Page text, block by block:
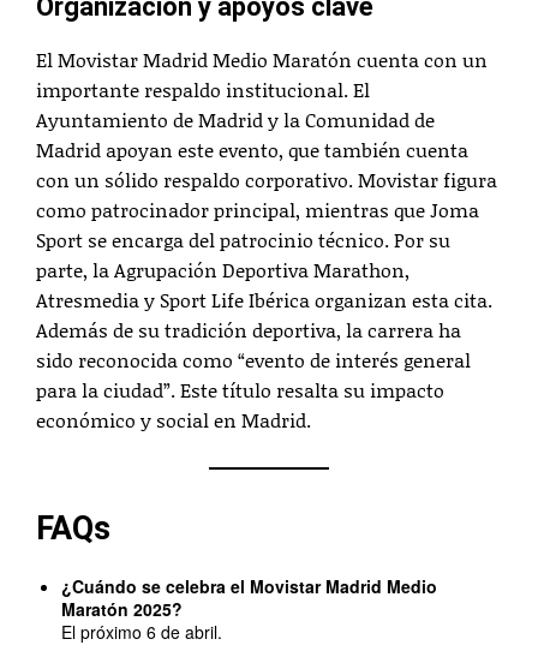
Organización y apoyos clave
El Movistar Madrid Medio Maratón cuenta con un
importante respaldo institucional. El
Ayuntamiento de Madrid y la Comunidad de
Madrid apoyan este evento, que también cuenta
con un sólido respaldo corporativo. Movistar figura
como patrocinador principal, mientras que Joma
Sport se encarga del patrocinio técnico. Por su
parte, la Agrupación Deportiva Marathon,
Atresmedia y Sport Life Ibérica organizan esta cita.
Además de su tradición deportiva, la carrera ha
sido reconocida como “evento de interés general
para la ciudad”. Este título resalta su impacto
económico y social en Madrid.
FAQs
¿Cuándo se celebra el Movistar Madrid Medio
Maratón 2025?
El próximo 6 de abril.